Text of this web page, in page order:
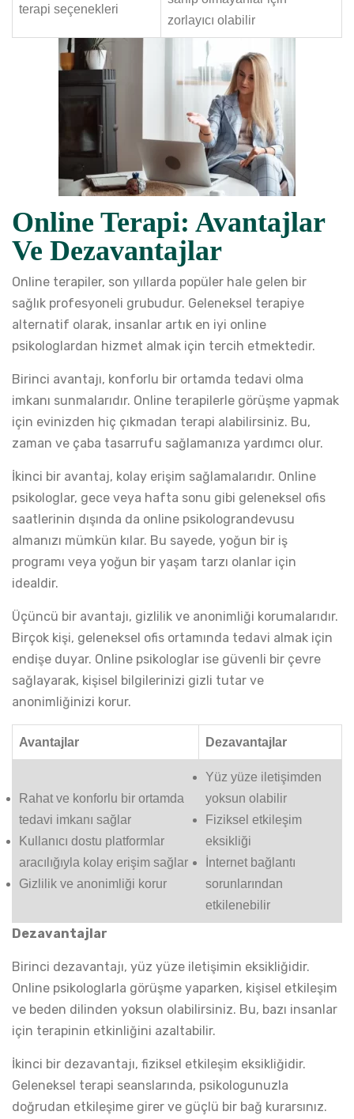
terapi seçenekleri
zorlayıcı olabilir
Online Terapi: Avantajlar
Ve Dezavantajlar
Online terapiler, son yıllarda popüler hale gelen bir
sağlık profesyoneli grubudur. Geleneksel terapiye
alternatif olarak, insanlar artık en iyi online
psikologlardan hizmet almak için tercih etmektedir.
Birinci avantajı, konforlu bir ortamda tedavi olma
imkanı sunmalarıdır. Online terapilerle görüşme yapmak
için evinizden hiç çıkmadan terapi alabilirsiniz. Bu,
zaman ve çaba tasarrufu sağlamanıza yardımcı olur.
İkinci bir avantaj, kolay erişim sağlamalarıdır. Online
psikologlar, gece veya hafta sonu gibi geleneksel ofis
saatlerinin dışında da online psikolograndevusu
almanızı mümkün kılar. Bu sayede, yoğun bir iş
programı veya yoğun bir yaşam tarzı olanlar için
idealdir.
Üçüncü bir avantajı, gizlilik ve anonimliği korumalarıdır.
Birçok kişi, geleneksel ofis ortamında tedavi almak için
endişe duyar. Online psikologlar ise güvenli bir çevre
sağlayarak, kişisel bilgilerinizi gizli tutar ve
anonimliğinizi korur.
Avantajlar Dezavantajlar
Rahat ve konforlu bir ortamda
tedavi imkanı sağlar
Kullanıcı dostu platformlar
aracılığıyla kolay erişim sağlar
Gizlilik ve anonimliği korur
Yüz yüze iletişimden
yoksun olabilir
Fiziksel etkileşim
eksikliği
İnternet bağlantı
sorunlarından
etkilenebilir
Dezavantajlar
Birinci dezavantajı, yüz yüze iletişimin eksikliğidir.
Online psikologlarla görüşme yaparken, kişisel etkileşim
ve beden dilinden yoksun olabilirsiniz. Bu, bazı insanlar
için terapinin etkinliğini azaltabilir.
İkinci bir dezavantajı, fiziksel etkileşim eksikliğidir.
Geleneksel terapi seanslarında, psikologunuzla
doğrudan etkileşime girer ve güçlü bir bağ kurarsınız.